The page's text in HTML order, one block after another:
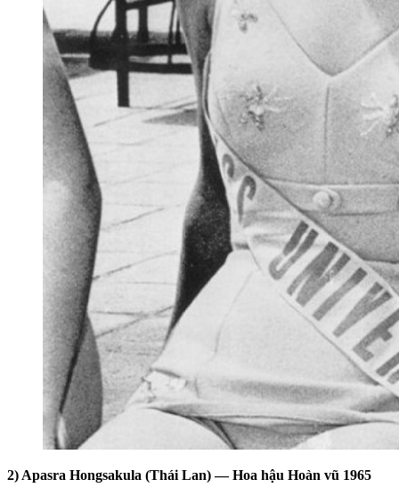
2) Apasra Hongsakula (Thái Lan) — Hoa hậu Hoàn vũ 1965